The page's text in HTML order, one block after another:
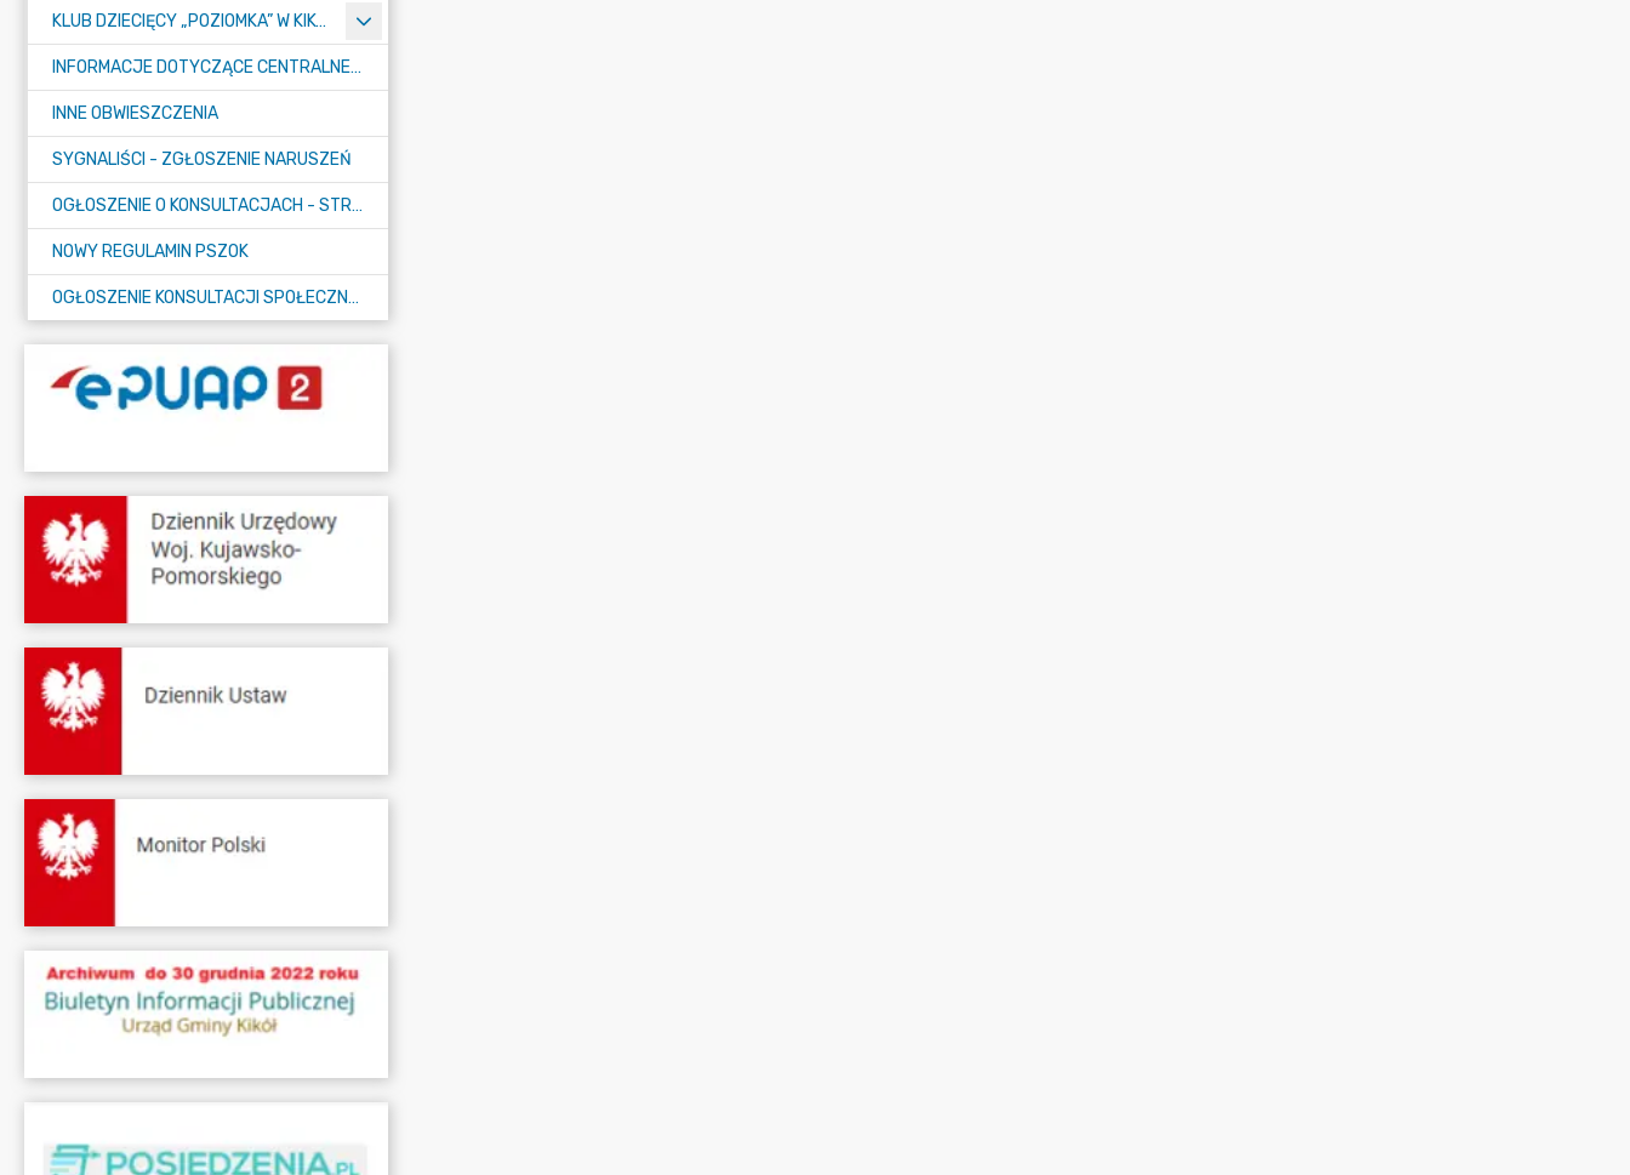
KLUB DZIECIĘCY „POZIOMKA” W KIKOLE
INFORMACJE DOTYCZĄCE CENTRALNEGO PORTU KOMUNIKACYJNEGO
INNE OBWIESZCZENIA
SYGNALIŚCI - ZGŁOSZENIE NARUSZEŃ
OGŁOSZENIE O KONSULTACJACH - STRATEGIA
NOWY REGULAMIN PSZOK
OGŁOSZENIE KONSULTACJI SPOŁECZNYCH